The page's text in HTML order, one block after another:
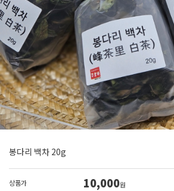
봉다리 백차 20g
상품가 10,000원